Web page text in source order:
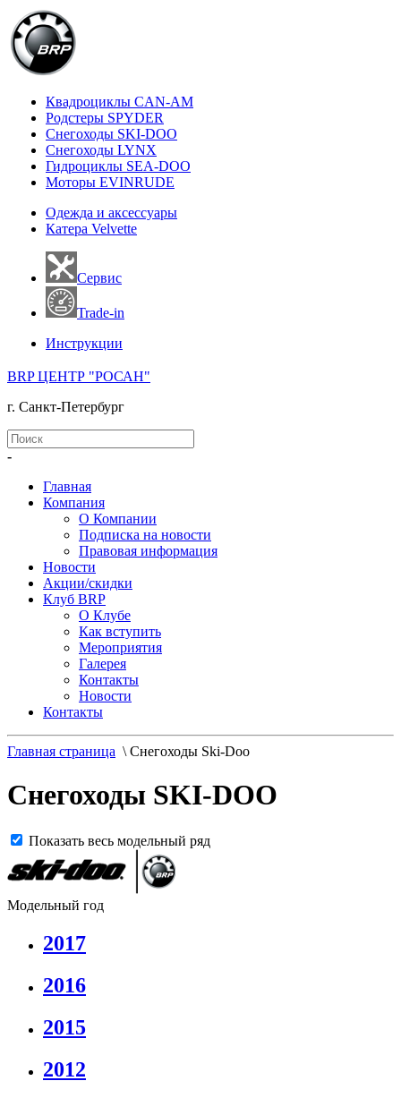
Квадроциклы CAN-AM
Родстеры SPYDER
Снегоходы SKI-DOO
Снегоходы LYNX
Гидроциклы SEA-DOO
Моторы EVINRUDE
Одежда и аксессуары
Катера Velvette
Сервис
Trade-in
Инструкции
BRP ЦЕНТР "РОСАН"
г. Санкт-Петербург
-
Главная
Компания
О Компании
Подписка на новости
Правовая информация
Новости
Акции/скидки
Клуб BRP
О Клубе
Как вступить
Мероприятия
Галерея
Контакты
Новости
Контакты
Главная страница \ Снегоходы Ski-Doo
Снегоходы SKI-DOO
Показать весь модельный ряд
Модельный год
2017
2016
2015
2012